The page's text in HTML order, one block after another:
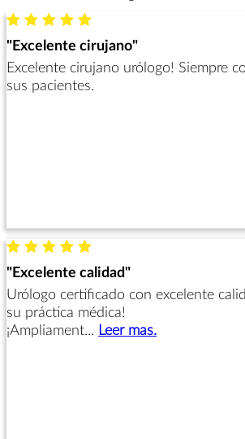
"Excelente cirujano"
Excelente cirujano urólogo! Siempre
sus pacientes.
"Excelente calidad"
Urólogo certificado con excelente
su práctica médica!
¡Ampliament... Leer mas.